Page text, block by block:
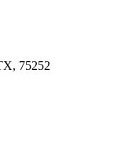
75252